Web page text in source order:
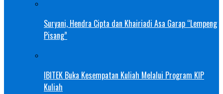
Suryani, Hendra Cipta dan Khairiadi Asa Garap “Lempeng
Pisang”
IBITEK Buka Kesempatan Kuliah Melalui Program KIP
Kuliah